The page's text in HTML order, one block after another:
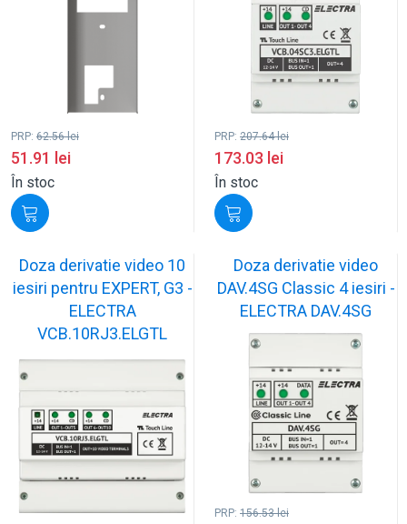
PRP: 62.56lei
51.91 lei
În stoc
PRP: 207.64lei
173.03 lei
În stoc
Doza derivatie video 10
iesiri pentru EXPERT, G3 -
ELECTRA
VCB.10RJ3.ELGTL
Doza derivatie video
DAV.4SG Classic 4 iesiri -
ELECTRA DAV.4SG
PRP: 156.53lei